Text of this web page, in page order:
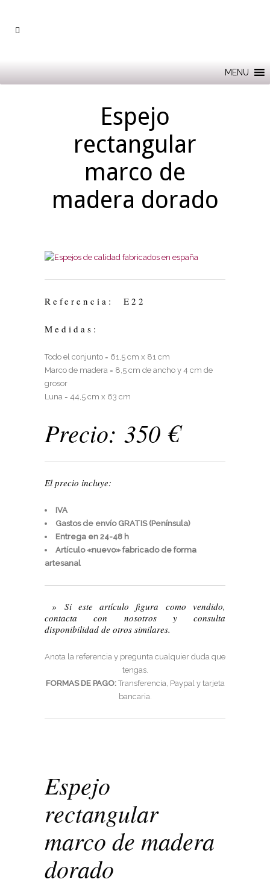
MENU
Espejo
rectangular
marco de
madera dorado
Referencia: E22
Medidas:
Todo el conjunto = 61,5 cm x 81 cm
Marco de madera = 8,5 cm de ancho y 4 cm de
grosor
Luna = 44,5 cm x 63 cm
Precio: 350 €
El precio incluye:
IVA
Gastos de envío GRATIS (Península)
Entrega en 24-48 h
Artículo «nuevo» fabricado de forma
artesanal
» Si este artículo figura como vendido,
contacta con nosotros y consulta
disponibilidad de otros similares.
Anota la referencia y pregunta cualquier duda que
tengas.
FORMAS DE PAGO:Transferencia, Paypal y tarjeta
bancaria.
Espejo
rectangular
marco de madera
dorado